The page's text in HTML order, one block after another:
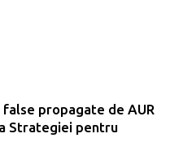
propagate de AUR
Strategiei pentru